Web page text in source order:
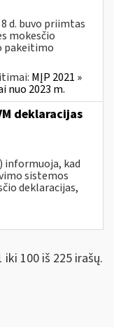
d. buvo priimtas
mokesčio
pakeitimo
MĮP 2021 »
nuo 2023 m.
deklaracijas
informuoja, kad
sistemos
deklaracijas,
iki 100 iš 225 irašų.